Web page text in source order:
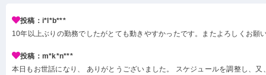
投稿：i*l*b***
10年以上ぶりの勤務でしたがとても動きやすかったです。またよろしくお願
投稿：m*k*n***
本日もお世話になり、 ありがとうございました。 スケジュールを調整し、又